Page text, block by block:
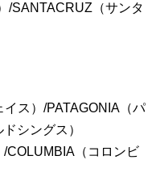
/SANTACRUZ（サンタ
ス）/PATAGONIA（パ
シングス）
COLUMBIA（コロンビ